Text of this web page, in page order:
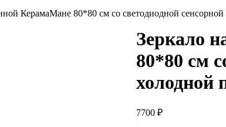
КерамаМане 80*80 см со светодиодной
Зеркало
80*80 см
холодной
7700 ₽